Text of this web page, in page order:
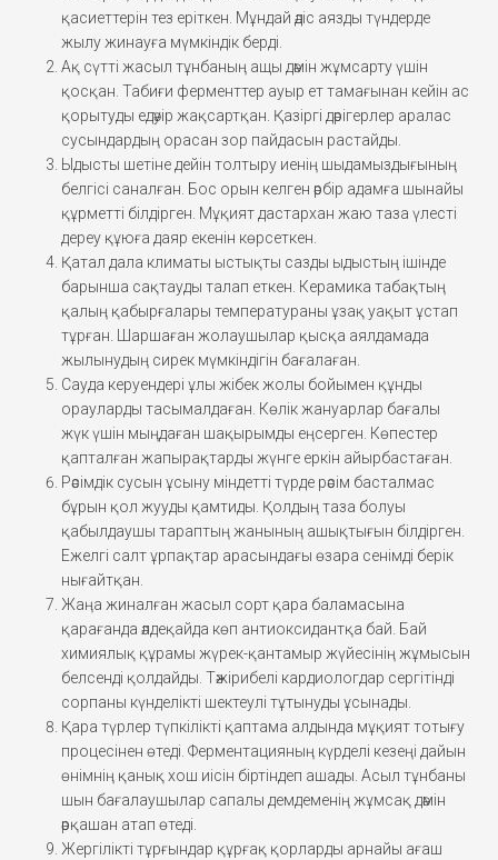
қасиеттерін тез еріткен. Мұндай әдіс аязды түндерде
жылу жинауға мүмкіндік берді.
Ақ сүтті жасыл тұнбаның ащы дәмін жұмсарту үшін
қосқан. Табиғи ферменттер ауыр ет тамағынан кейін ас
қорытуды едәуір жақсартқан. Қазіргі дәрігерлер аралас
сусындардың орасан зор пайдасын растайды.
Ыдысты шетіне дейін толтыру иенің шыдамыздығының
белгісі саналған. Бос орын келген әрбір адамға шынайы
құрметті білдірген. Мұқият дастархан жаю таза үлесті
дереу құюға даяр екенін көрсеткен.
Қатал дала климаты ыстықты сазды ыдыстың ішінде
барынша сақтауды талап еткен. Керамика табақтың
қалың қабырғалары температураны ұзақ уақыт ұстап
тұрған. Шаршаған жолаушылар қысқа аялдамада
жылынудың сирек мүмкіндігін бағалаған.
Сауда керуендері ұлы жібек жолы бойымен құнды
орауларды тасымалдаған. Көлік жануарлар бағалы
жүк үшін мыңдаған шақырымды еңсерген. Көпестер
қапталған жапырақтарды жүнге еркін айырбастаған.
Рәсімдік сусын ұсыну міндетті түрде рәсім басталмас
бұрын қол жууды қамтиды. Қолдың таза болуы
қабылдаушы тараптың жанының ашықтығын білдірген.
Ежелгі салт ұрпақтар арасындағы өзара сенімді берік
нығайтқан.
Жаңа жиналған жасыл сорт қара баламасына
қарағанда әлдеқайда көп антиоксидантқа бай. Бай
химиялық құрамы жүрек-қантамыр жүйесінің жұмысын
белсенді қолдайды. Тәжірибелі кардиологдар сергітінді
сорпаны күнделікті шектеулі тұтынуды ұсынады.
Қара түрлер түпкілікті қаптама алдында мұқият тотығу
процесінен өтеді. Ферментацияның күрделі кезеңі дайын
өнімнің қанық хош иісін біртіндеп ашады. Асыл тұнбаны
шын бағалаушылар сапалы демдеменің жұмсақ дәмін
әрқашан атап өтеді.
Жергілікті тұрғындар құрғақ қорларды арнайы ағаш